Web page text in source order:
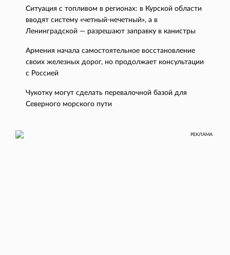
Ситуация с топливом в регионах: в Курской области
вводят систему «четный-нечетный», а в
Ленинградской — разрешают заправку в канистры
Армения начала самостоятельное восстановление
своих железных дорог, но продолжает консультации
с Россией
Чукотку могут сделать перевалочной базой для
Северного морского пути
РЕКЛАМА